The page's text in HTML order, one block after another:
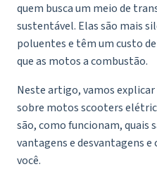
quem busca um meio de
sustentável. Elas são mais
poluentes e têm um custo
que as motos a combustão.
Neste artigo, vamos
sobre motos scooters
são, como funcionam, quais
vantagens e desvantagens
você.